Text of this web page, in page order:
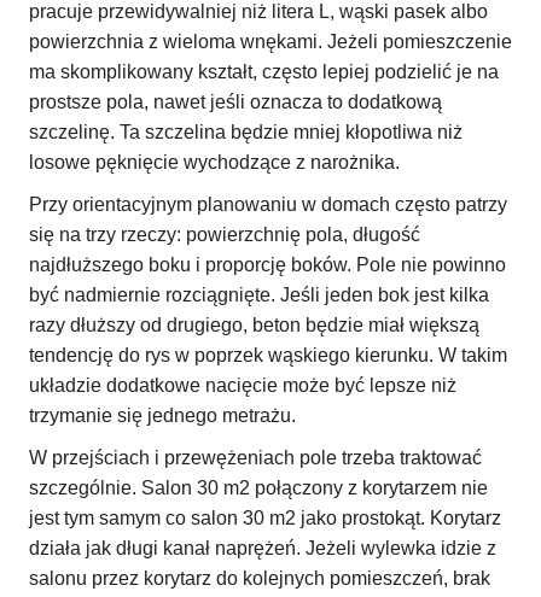
pracuje przewidywalniej niż litera L, wąski pasek albo
powierzchnia z wieloma wnękami. Jeżeli pomieszczenie
ma skomplikowany kształt, często lepiej podzielić je na
prostsze pola, nawet jeśli oznacza to dodatkową
szczelinę. Ta szczelina będzie mniej kłopotliwa niż
losowe pęknięcie wychodzące z narożnika.
Przy orientacyjnym planowaniu w domach często patrzy
się na trzy rzeczy: powierzchnię pola, długość
najdłuższego boku i proporcję boków. Pole nie powinno
być nadmiernie rozciągnięte. Jeśli jeden bok jest kilka
razy dłuższy od drugiego, beton będzie miał większą
tendencję do rys w poprzek wąskiego kierunku. W takim
układzie dodatkowe nacięcie może być lepsze niż
trzymanie się jednego metrażu.
W przejściach i przewężeniach pole trzeba traktować
szczególnie. Salon 30 m2 połączony z korytarzem nie
jest tym samym co salon 30 m2 jako prostokąt. Korytarz
działa jak długi kanał naprężeń. Jeżeli wylewka idzie z
salonu przez korytarz do kolejnych pomieszczeń, brak